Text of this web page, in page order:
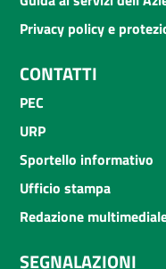
Privacy policy e
CONTATTI
PEC
URP
Sportello informativo
Ufficio stampa
Redazione
SEGNALAZIONI